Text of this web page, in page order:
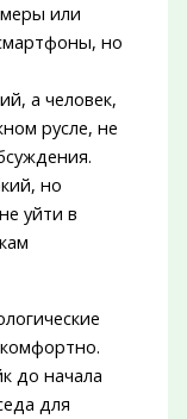
или
но
а человек,
русле, не
но
уйти в
до начала
для